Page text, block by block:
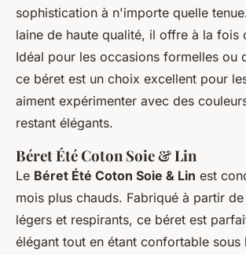
sophistication à n'importe quelle
laine de haute qualité, il offre à la fois
Idéal pour les occasions formelles ou
ce béret est un choix excellent pour
aiment expérimenter avec des
restant élégants.
Béret Été Coton Soie & Lin
Le Béret Été Coton Soie & Lin est
mois plus chauds. Fabriqué à partir
légers et respirants, ce béret est
élégant tout en étant confortable sous